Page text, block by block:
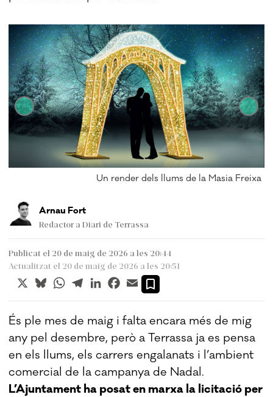
Un render dels llums de la Masia Freixa
Arnau Fort
Redactor a Diari de Terrassa
Publicat el 20 de maig de 2026 a les 20:44
Actualitzat el 20 de maig de 2026 a les 20:51
X BlueskyWhatsApp
TelegramLinkedInFacebook
Email
És ple mes de maig i falta encara més de mig
any pel desembre, però a Terrassa ja es pensa
en els llums, els carrers engalanats i l’ambient
comercial de la campanya de Nadal.
L’Ajuntament ha posat en marxa la licitació per